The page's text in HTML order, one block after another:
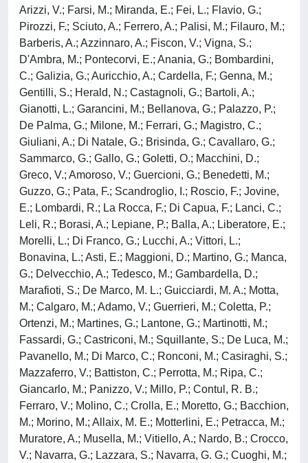
Arizzi, V.; Farsi, M.; Miranda, E.; Fei, L.; Flavio, G.;
Pirozzi, F.; Sciuto, A.; Ferrero, A.; Palisi, M.; Filauro, M.;
Barberis, A.; Azzinnaro, A.; Fiscon, V.; Vigna, S.;
D'Ambra, M.; Pontecorvi, E.; Anania, G.; Bombardini,
C.; Galizia, G.; Auricchio, A.; Cardella, F.; Genna, M.;
Gentilli, S.; Herald, N.; Castagnoli, G.; Bartoli, A.;
Gianotti, L.; Garancini, M.; Bellanova, G.; Palazzo, P.;
De Palma, G.; Milone, M.; Ferrari, G.; Magistro, C.;
Giuliani, A.; Di Natale, G.; Brisinda, G.; Cavallaro, G.;
Sammarco, G.; Gallo, G.; Goletti, O.; Macchini, D.;
Greco, V.; Amoroso, V.; Guercioni, G.; Benedetti, M.;
Guzzo, G.; Pata, F.; Scandroglio, I.; Roscio, F.; Jovine,
E.; Lombardi, R.; La Rocca, F.; Di Capua, F.; Lanci, C.;
Leli, R.; Borasi, A.; Lepiane, P.; Balla, A.; Liberatore, E.;
Morelli, L.; Di Franco, G.; Lucchi, A.; Vittori, L.;
Bonavina, L.; Asti, E.; Maggioni, D.; Martino, G.; Manca,
G.; Delvecchio, A.; Tedesco, M.; Gambardella, D.;
Marafioti, S.; De Marco, M. L.; Guicciardi, M. A.; Motta,
M.; Calgaro, M.; Adamo, V.; Guerrieri, M.; Coletta, P.;
Ortenzi, M.; Martines, G.; Lantone, G.; Martinotti, M.;
Fassardi, G.; Castriconi, M.; Squillante, S.; De Luca, M.;
Pavanello, M.; Di Marco, C.; Ronconi, M.; Casiraghi, S.;
Mazzaferro, V.; Battiston, C.; Perrotta, M.; Ripa, C.;
Giancarlo, M.; Panizzo, V.; Millo, P.; Contul, R. B.;
Ferraro, V.; Molino, C.; Crolla, E.; Moretto, G.; Bacchion,
M.; Morino, M.; Allaix, M. E.; Motterlini, E.; Petracca, M.;
Muratore, A.; Musella, M.; Vitiello, A.; Nardo, B.; Crocco,
V.; Navarra, G.; Lazzara, S.; Navarra, G. G.; Cuoghi, M.;